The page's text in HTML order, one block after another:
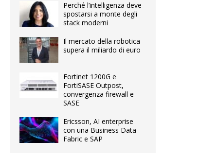
Perché l’intelligenza deve
spostarsi a monte degli
stack moderni
Il mercato della robotica
supera il miliardo di euro
Fortinet 1200G e
FortiSASE Outpost,
convergenza firewall e
SASE
Ericsson, AI enterprise
con una Business Data
Fabric e SAP